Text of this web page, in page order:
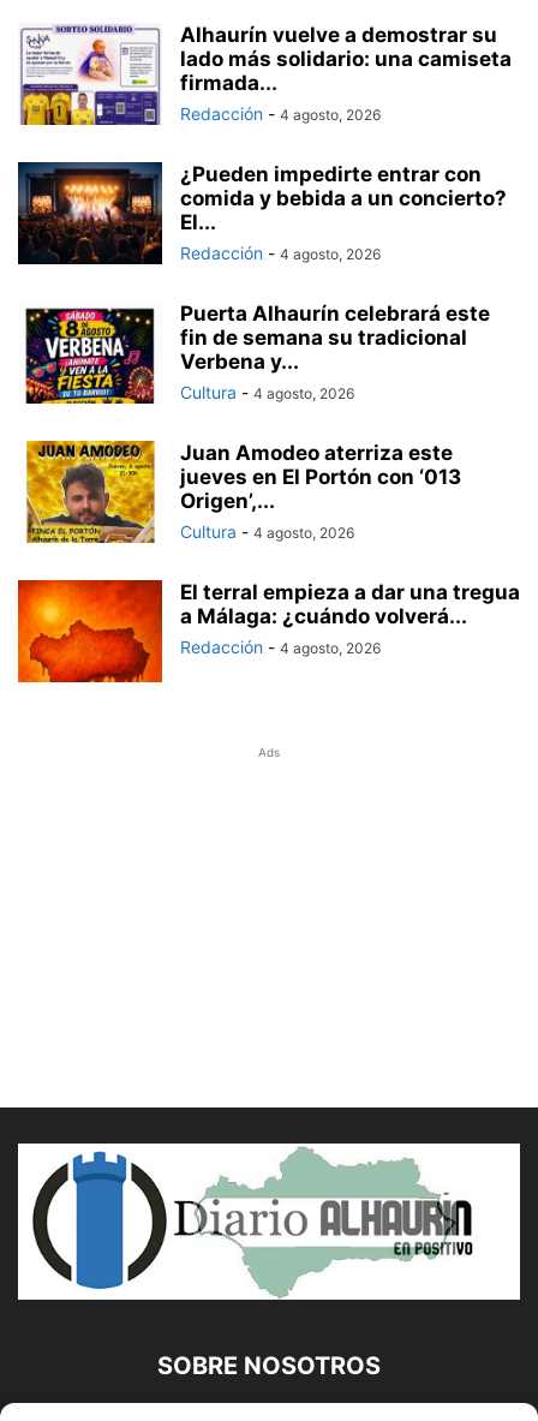
Alhaurín vuelve a demostrar su
lado más solidario: una camiseta
firmada...
Redacción - 4 agosto, 2026
¿Pueden impedirte entrar con
comida y bebida a un concierto?
El...
Redacción - 4 agosto, 2026
Puerta Alhaurín celebrará este
fin de semana su tradicional
Verbena y...
Cultura - 4 agosto, 2026
Juan Amodeo aterriza este
jueves en El Portón con ‘013
Origen’,...
Cultura - 4 agosto, 2026
El terral empieza a dar una tregua
a Málaga: ¿cuándo volverá...
Redacción - 4 agosto, 2026
Ads
SOBRE NOSOTROS